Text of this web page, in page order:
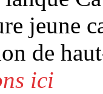
jeune
de
ici